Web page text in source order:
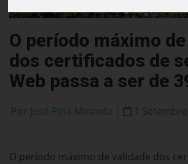
O período máximo
dos certificados de
Web passa a ser de
Por José Pina Miranda |
1
O período máximo de validade dos